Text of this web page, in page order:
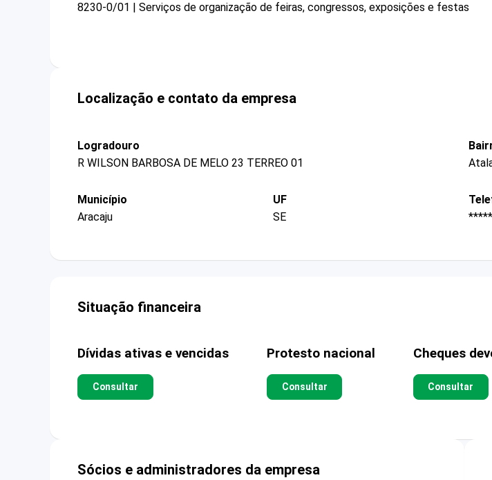
8230-0/01 | Serviços de organização de feiras, congressos, exposições e festas
Localização e contato da empresa
Logradouro
R WILSON BARBOSA DE MELO 23 TERREO 01
Município
Aracaju
UF
SE
Situação financeira
Dívidas ativas e vencidas
Consultar
Protesto nacional
Consultar
Cheques
Consultar
Sócios e administradores da empresa